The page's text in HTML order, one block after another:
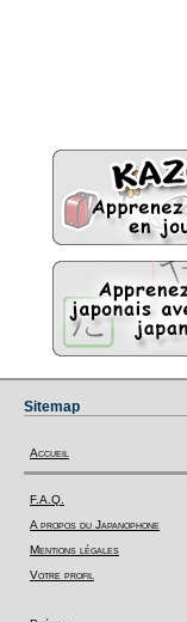
Sitemap
Accueil
F.A.Q.
A propos du Japanophone
Mentions légales
Votre profil